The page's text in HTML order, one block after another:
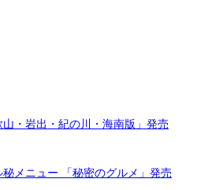
山・岩出・紀の川・海南版」発売
メニュー 「秘密のグルメ」発売